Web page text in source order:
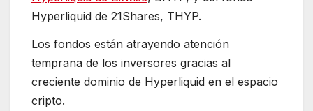
Hyperliquid de 21Shares, THYP.
Los fondos están atrayendo atención
temprana de los inversores gracias al
creciente dominio de Hyperliquid en el espacio
cripto.